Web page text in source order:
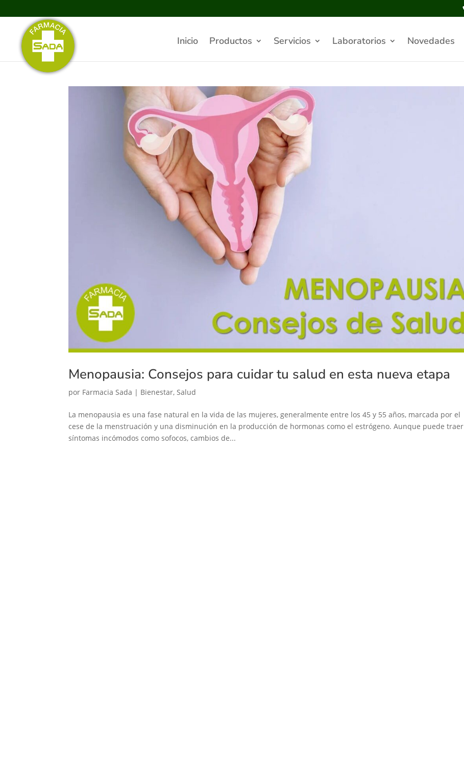
Inicio Productos Servicios Laboratorios Novedades
Menopausia: Consejos para cuidar tu salud en esta nueva etapa
por Farmacia Sada | Bienestar,Salud
La menopausia es una fase natural en la vida de las mujeres, generalmente entre los 45 y 55 años, marcada por el
cese de la menstruación y una disminución en la producción de hormonas como el estrógeno. Aunque puede traer
síntomas incómodos como sofocos, cambios de...